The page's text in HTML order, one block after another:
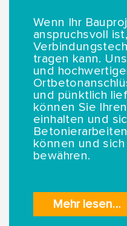
Wenn Ihr
anspruchsvoll
tragen kann.
und
und pünktlich
können Sie
einhalten und
können und
bewähren.
Mehr lesen…